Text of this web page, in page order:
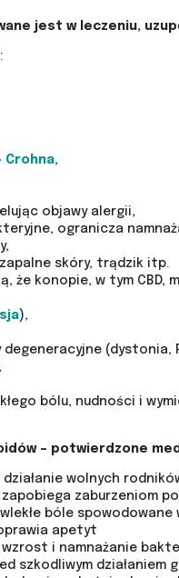
jest w leczeniu,
Crohna,
objawy alergii,
ogranicza
skóry, trądzik itp.
że konopie, w tym CBD,
),
bólu, nudności i
– potwierdzone
wolnych
zaburzeniom
bóle
apetyt
i namnażanie
szkodliwym działaniem